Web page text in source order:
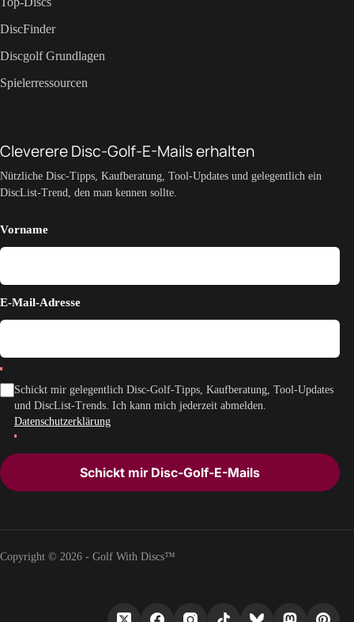
DiscFinder
Discgolf Grundlagen
Spielerressourcen
Cleverere Disc-Golf-E-Mails erhalten
Nützliche Disc-Tipps, Kaufberatung, Tool-Updates und gelegentlich ein
DiscList-Trend, den man kennen sollte.
Vorname
E-Mail-Adresse
Schickt mir gelegentlich Disc-Golf-Tipps, Kaufberatung, Tool-Updates
und DiscList-Trends. Ich kann mich jederzeit abmelden.
Datenschutzerklärung
Schickt mir Disc-Golf-E-Mails
Copyright © 2026 - Golf With Discs™